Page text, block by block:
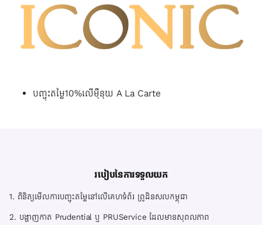
បញ្ចុះតម្លៃ10%លើម៉ឺនុយ A La Carte
របៀបនៃការទទួលយក
1. ពិនិត្យមើលការបញ្ចុះតម្លៃនៅលើគេហទំព័រ ព្រូដិនសលកម្ពុជា
2. បង្ហាញកាត Prudential ឬ PRUService ដែលមានសុពលភាព